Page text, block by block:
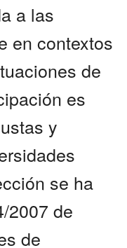
a las
en contextos
de
es
y
se ha
2007 de
de